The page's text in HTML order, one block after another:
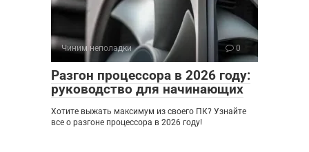
Чиним неполадки 0
Разгон процессора в 2026 году:
руководство для начинающих
Хотите выжать максимум из своего ПК? Узнайте
все о разгоне процессора в 2026 году!